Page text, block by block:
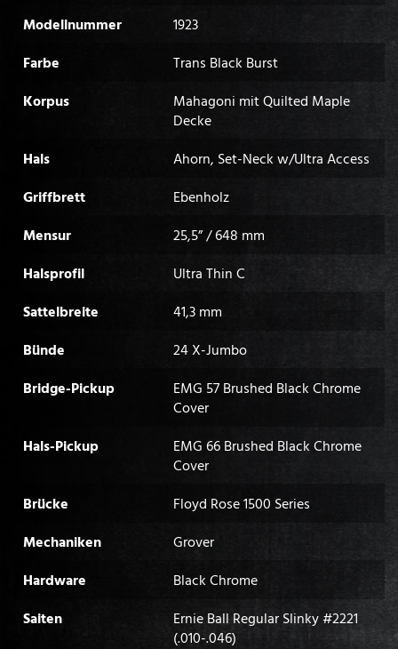
Modellnummer
1923
Farbe
Trans Black Burst
Korpus
Mahagoni mit Quilted Maple
Decke
Hals
Ahorn, Set-Neck w/Ultra Access
Griffbrett
Ebenholz
Mensur
25,5” / 648 mm
Halsprofil
Ultra Thin C
Sattelbreite
41,3 mm
Bünde
24 X-Jumbo
Bridge-Pickup
EMG 57 Brushed Black Chrome
Cover
Hals-Pickup
EMG 66 Brushed Black Chrome
Cover
Brücke
Floyd Rose 1500 Series
Mechaniken
Grover
Hardware
Black Chrome
Saiten
Ernie Ball Regular Slinky #2221
(.010-.046)